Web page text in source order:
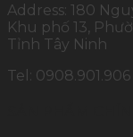
Address: 180
Khu phố 13,
Tỉnh Tây Ninh
Tel: 0908.901.906